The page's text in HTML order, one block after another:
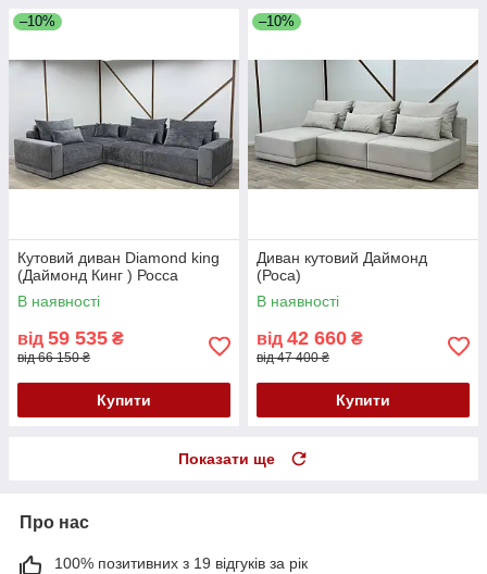
–10%
Кутовий диван Diamond king
(Даймонд Кинг ) Росса
В наявності
від 59 535 ₴
від 66 150 ₴
Купити
–10%
Диван кутовий Даймонд
(Роса)
В наявності
від 42 660 ₴
від 47 400 ₴
Купити
Показати ще
Про нас
100% позитивних з 19 відгуків за рік